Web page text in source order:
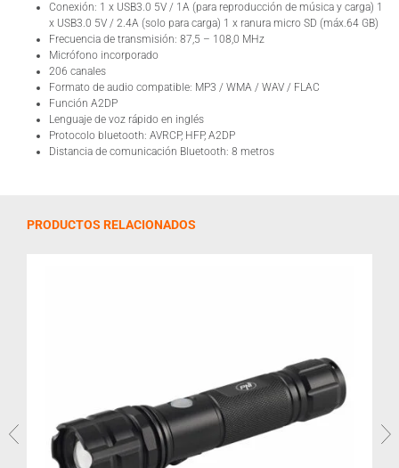
Conexión: 1 x USB3.0 5V / 1A (para reproducción de música y carga) 1
x USB3.0 5V / 2.4A (solo para carga) 1 x ranura micro SD (máx.64 GB)
Frecuencia de transmisión: 87,5 – 108,0 MHz
Micrófono incorporado
206 canales
Formato de audio compatible: MP3 / WMA / WAV / FLAC
Función A2DP
Lenguaje de voz rápido en inglés
Protocolo bluetooth: AVRCP, HFP, A2DP
Distancia de comunicación Bluetooth: 8 metros
PRODUCTOS RELACIONADOS